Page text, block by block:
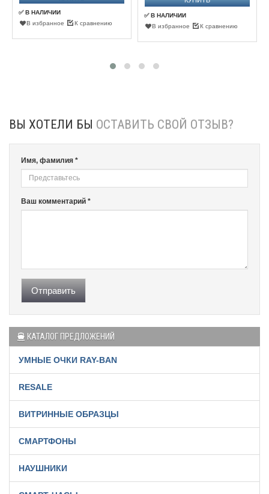
✅ В НАЛИЧИИ
В избранное
К сравнению
✅ В НАЛИЧИИ
В избранное
К сравнению
ВЫ ХОТЕЛИ БЫ ОСТАВИТЬ СВОЙ ОТЗЫВ?
Имя, фамилия *
Ваш комментарий *
Отправить
КАТАЛОГ ПРЕДЛОЖЕНИЙ
УМНЫЕ ОЧКИ RAY-BAN
RESALE
ВИТРИННЫЕ ОБРАЗЦЫ
СМАРТФОНЫ
НАУШНИКИ